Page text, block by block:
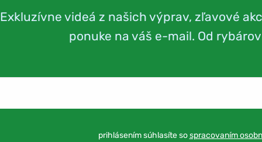
Exkluzívne videá z našich výprav, zľavové
ponuke na váš e-mail. Od
prihlásením súhlasíte sospracovaním